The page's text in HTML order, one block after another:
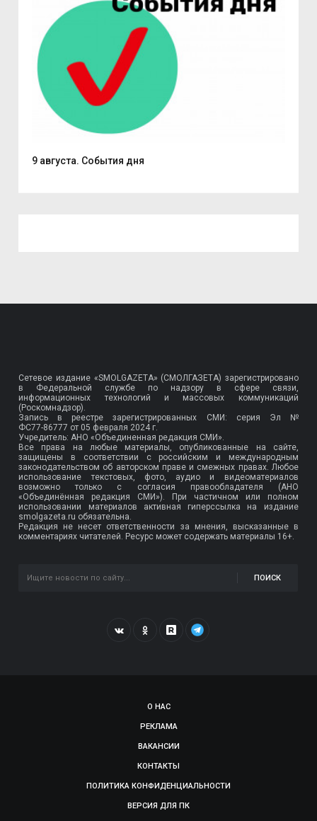
9 августа. События дня
Сетевое издание «SMOLGAZETA» (СМОЛГАЗЕТА) зарегистрировано
в Федеральной службе по надзору в сфере связи,
информационных технологий и массовых коммуникаций
(Роскомнадзор).
Запись в реестре зарегистрированных СМИ: серия Эл №
ФС77-86777 от 05 февраля 2024 г.
Учредитель: АНО «Объединенная редакция СМИ».
Все права на любые материалы, опубликованные на сайте,
защищены в соответствии с российским и международным
законодательством об авторском праве и смежных правах. Любое
использование текстовых, фото, аудио и видеоматериалов
возможно только с согласия правообладателя (АНО
«Объединённая редакция СМИ»). При частичном или полном
использовании материалов активная гиперссылка на издание
smolgazeta.ru обязательна.
Редакция не несет ответственности за мнения, высказанные в
комментариях читателей. Ресурс может содержать материалы 16+.
ПОИСК
О НАС
РЕКЛАМА
ВАКАНСИИ
КОНТАКТЫ
ПОЛИТИКА КОНФИДЕНЦИАЛЬНОСТИ
ВЕРСИЯ ДЛЯ ПК